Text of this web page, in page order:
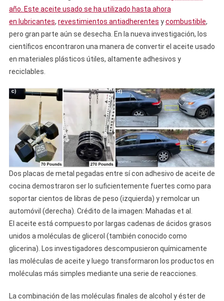
año. Este aceite usado se ha utilizado hasta ahora
en lubricantes, revestimientos antiadherentes ycombustible,
pero gran parte aún se desecha. En la nueva investigación, los
científicos encontraron una manera de convertir el aceite usado
en materiales plásticos útiles, altamente adhesivos y
reciclables.
Dos placas de metal pegadas entre sí con adhesivo de aceite de
cocina demostraron ser lo suficientemente fuertes como para
soportar cientos de libras de peso (izquierda) y remolcar un
automóvil (derecha). Crédito de la imagen: Mahadas et al.
El aceite está compuesto por largas cadenas de ácidos grasos
unidos a moléculas de glicerol (también conocido como
glicerina). Los investigadores descompusieron químicamente
las moléculas de aceite y luego transformaron los productos en
moléculas más simples mediante una serie de reacciones.
La combinación de las moléculas finales de alcohol y éster de